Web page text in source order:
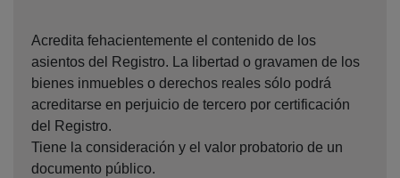
Acredita fehacientemente el contenido de los
asientos del Registro. La libertad o gravamen de los
bienes inmuebles o derechos reales sólo podrá
acreditarse en perjuicio de tercero por certificación
del Registro.
Tiene la consideración y el valor probatorio de un
documento público.